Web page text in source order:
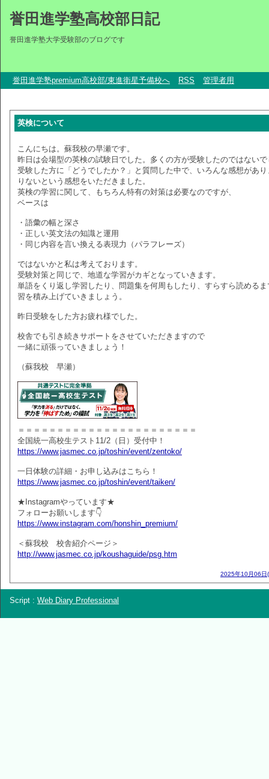
誉田進学塾高校部日記
誉田進学塾大学受験部のブログです
誉田進学塾premium高校部/東進衛星予備校へ RSS 管理者用
英検について
こんにちは。蘇我校の早瀬です。
昨日は会場型の英検の試験日でした。多くの方が受験したのではない
受験した方に「どうでしたか？」と質問した中で、いろんな感想があ
りないという感想をいただきました。
英検の学習に関して、もちろん特有の対策は必要なのですが、
ベースは
・語彙の幅と深さ
・正しい英文法の知識と運用
・同じ内容を言い換える表現力（パラフレーズ）
ではないかと私は考えております。
受験対策と同じで、地道な学習がカギとなっていきます。
単語をくり返し学習したり、問題集を何周もしたり、すらすら読める
習を積み上げていきましょう。
昨日受験をした方お疲れ様でした。
校舎でも引き続きサポートをさせていただきますので
一緒に頑張っていきましょう！
（蘇我校 早瀬）
＝＝＝＝＝＝＝＝＝＝＝＝＝＝＝＝＝＝＝＝＝＝＝
全国統一高校生テスト11/2（日）受付中！
https://www.jasmec.co.jp/toshin/event/zentoko/
一日体験の詳細・お申し込みはこちら！
https://www.jasmec.co.jp/toshin/event/taiken/
★Instagramやっています★
フォローお願いします👇
https://www.instagram.com/honshin_premium/
＜蘇我校 校舎紹介ページ＞
http://www.jasmec.co.jp/koushaguide/psg.htm
2025年10月06日
Script : Web Diary Professional